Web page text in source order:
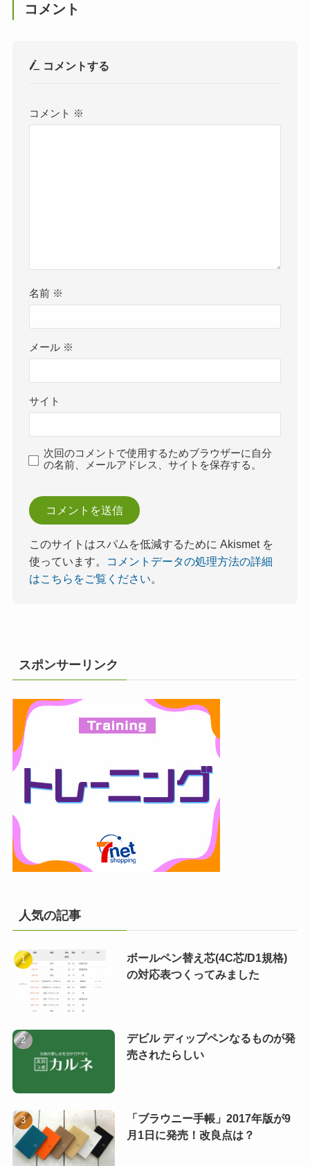
コメント
コメントする
コメント ※
名前 ※
メール ※
サイト
次回のコメントで使用するためブラウザーに自分
の名前、メールアドレス、サイトを保存する。
このサイトはスパムを低減するために Akismet を
使っています。
コメントデータの処理方法の詳細
はこちらをご覧ください。
スポンサーリンク
人気の記事
ボールペン替え芯(4C芯/D1規格)
の対応表つくってみました
デビル ディップペンなるものが発
売されたらしい
「ブラウニー手帳」2017年版が9
月1日に発売！改良点は？